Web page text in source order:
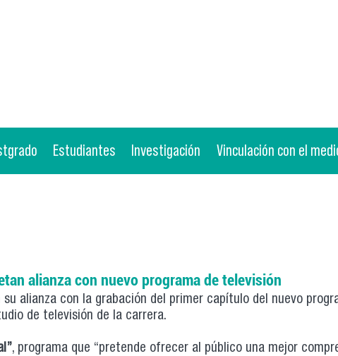
Estudiantes Investigación Vinculación con el
alianza con nuevo programa de televisión
alianza con la grabación del primer capítulo del nuevo
de televisión de la carrera.
, programa que “pretende ofrecer al público una mejor